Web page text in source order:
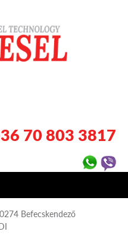
70 803 3817
Befecskendező